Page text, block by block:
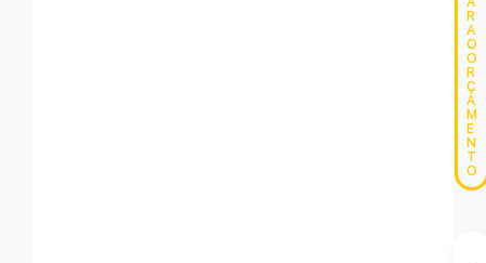
R
A
O
O
R
Ç
A
M
E
N
T
O